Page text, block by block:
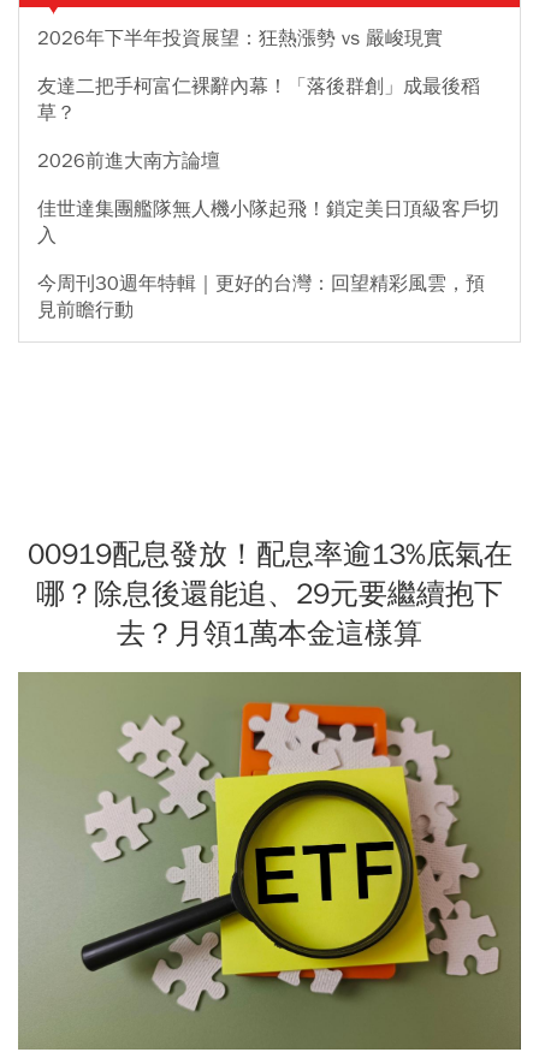
2026年下半年投資展望：狂熱漲勢 vs 嚴峻現實
友達二把手柯富仁裸辭內幕！「落後群創」成最後稻
草？
2026前進大南方論壇
佳世達集團艦隊無人機小隊起飛！鎖定美日頂級客戶切
入
今周刊30週年特輯｜更好的台灣：回望精彩風雲，預
見前瞻行動
00919配息發放！配息率逾13%底氣在
哪？除息後還能追、29元要繼續抱下
去？月領1萬本金這樣算